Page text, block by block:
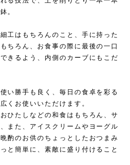
。
工はもちろんのこと、手に持った
ちろん、お食事の際に最後の一口
きるよう、内側のカーブにもこだ
い勝手も良く、毎日の食卓を彩る
くお使いいただけます。
ひたしなどの和食はもちろん、サ
また、アイスクリームやヨーグル
酌のお供のちょっとしたおつまみ
と簡単に、素敵に盛り付けること